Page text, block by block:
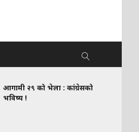
आगामी २९ को भेला : कांग्रेसको
भविष्य !